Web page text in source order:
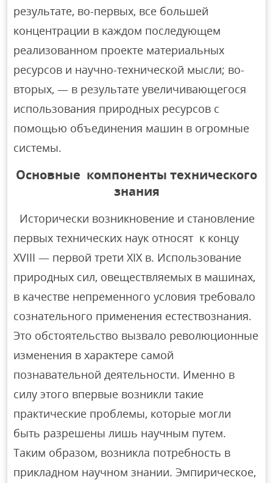
результате, во-первых, все большей
концентрации в каждом последующем
реализованном проекте материальных
ресурсов и научно-технической мысли; во-
вторых, — в результате увеличивающегося
использования природных ресурсов с
помощью объединения машин в огромные
системы.
Основные компоненты технического
знания
Исторически возникновение и становление
первых технических наук относят к концу
XVIII — первой трети XIX в. Использование
природных сил, овеществляемых в машинах,
в качестве непременного условия требовало
сознательного применения естествознания.
Это обстоятельство вызвало революционные
изменения в характере самой
познавательной деятельности. Именно в
силу этого впервые возникли такие
практические проблемы, которые могли
быть разрешены лишь научным путем.
Таким образом, возникла потребность в
прикладном научном знании. Эмпирическое,